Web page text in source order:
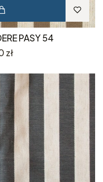
PASY 54
zł